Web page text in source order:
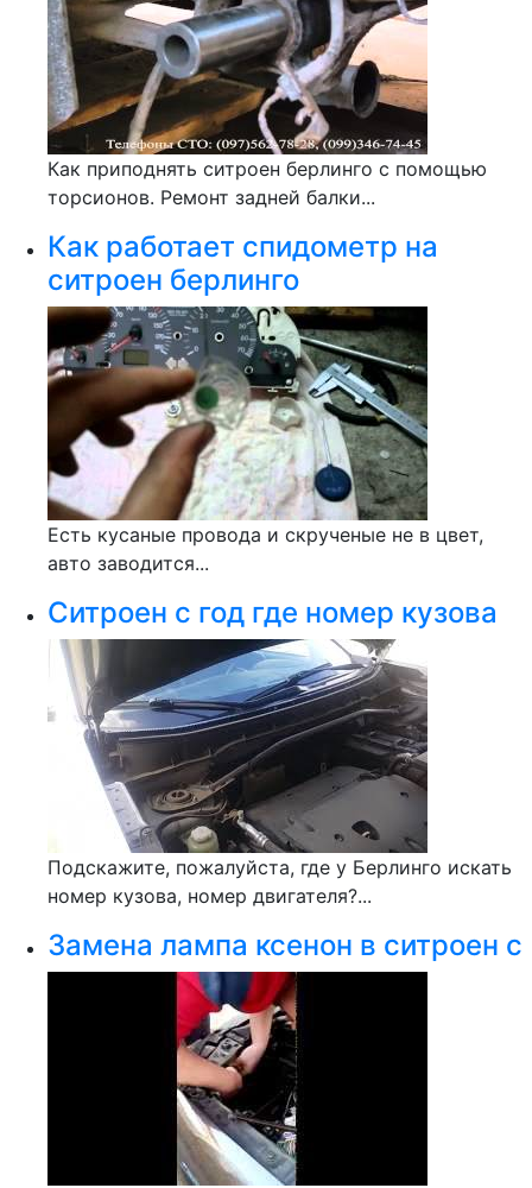
Как приподнять ситроен берлинго с помощью
торсионов. Ремонт задней балки...
Как работает спидометр на
ситроен берлинго
Есть кусаные провода и скрученые не в цвет,
авто заводится...
Ситроен с год где номер кузова
Подскажите, пожалуйста, где у Берлинго искать
номер кузова, номер двигателя?...
Замена лампа ксенон в ситроен с